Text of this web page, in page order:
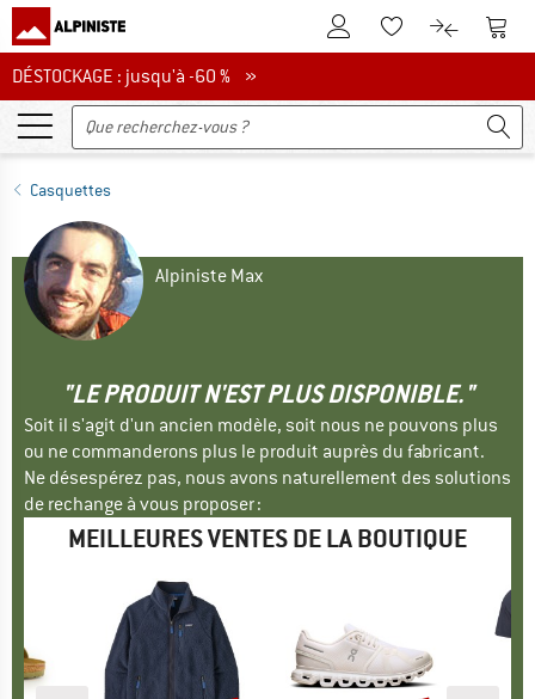
Vers le compte client
Vers la liste
Vers le
DÉSTOCKAGE : jusqu'à -60 %
DÉSTOCKAGE : jusqu'à -60 % »
Casquettes
Alpiniste Max
"LE PRODUIT N'EST PLUS DISPONIBLE."
Soit il s'agit d'un ancien modèle, soit nous ne pouvons plus
ou ne commanderons plus le produit auprès du fabricant.
Ne désespérez pas, nous avons naturellement des solutions
de rechange à vous proposer :
MEILLEURES VENTES DE LA BOUTIQUE